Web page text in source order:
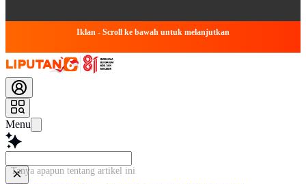
Iklan - Scroll ke bawah untuk melanjutkan
Menu
Tanya apapun tentang artikel ini...